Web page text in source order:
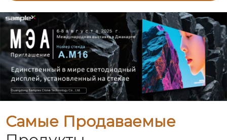
Самые Продаваемые